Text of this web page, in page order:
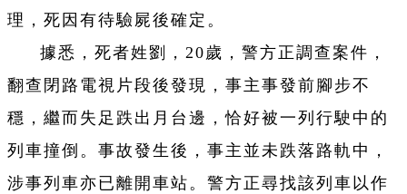
理，死因有待驗屍後確定。
據悉，死者姓劉，20歲，警方正調查案件，
翻查閉路電視片段後發現，事主事發前腳步不
穩，繼而失足跌出月台邊，恰好被一列行駛中的
列車撞倒。事故發生後，事主並未跌落路軌中，
涉事列車亦已離開車站。警方正尋找該列車以作